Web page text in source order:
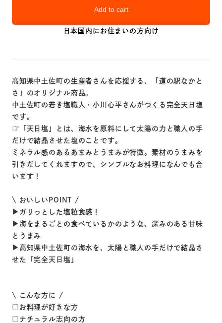
Add to cart
日本国内にお住まいの方向け
高知県中土佐町の生産者さんを応援する、「道の駅なかと
さ」のオリジナル商品。
中土佐町の若き塩職人・小川心平さんがつくる完全天日塩
です。
☞「天日塩」とは、海水を原料にして太陽の力と職人の手
だけで結晶させた塩のことです。
ミネラル感のあるあまみとうまみが特徴。素材のうまみを
引きだしてくれますので、シンプルなお料理になんでも合
います！
\ おいしいPOINT /
▶︎ガリっとした塩粒食感！
▶︎海をまるごとの食べているかのような、深みのある甘味
とうまみ
▶︎高知県中土佐町の海水を、太陽と職人の手だけで結晶さ
せた「完全天日塩」
\ こんな方に /
□お料理が好きな方
□ナチュラル志向の方